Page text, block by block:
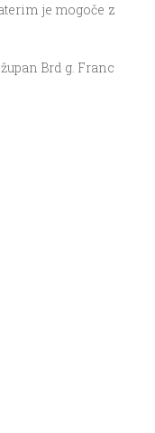
je mogoče z
Brd g. Franc